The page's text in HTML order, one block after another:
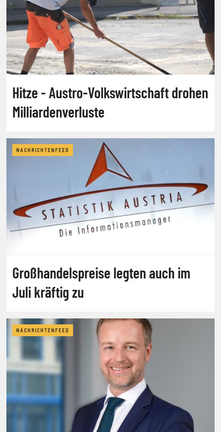
Hitze - Austro-Volkswirtschaft drohen
Milliardenverluste
NACHRICHTENFEED
Großhandelspreise legten auch im
Juli kräftig zu
NACHRICHTENFEED